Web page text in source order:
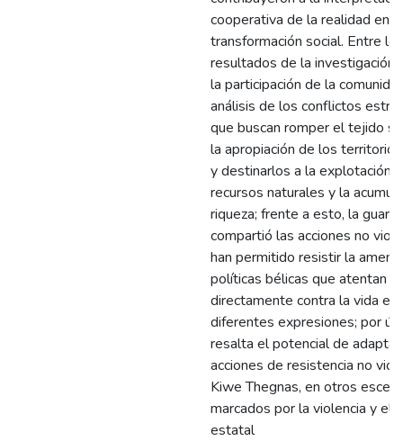
cooperativa de la realidad
transformación social. Entre los
resultados de la investigación
la participación de la
análisis de los conflictos
que buscan romper el tejido
la apropiación de los
y destinarlos a la explotación
recursos naturales y la
riqueza; frente a esto, la
compartió las acciones no
han permitido resistir la
políticas bélicas que atentan
directamente contra la vida en
diferentes expresiones; por
resalta el potencial de
acciones de resistencia no
Kiwe Thegnas, en otros
marcados por la violencia y el
estatal